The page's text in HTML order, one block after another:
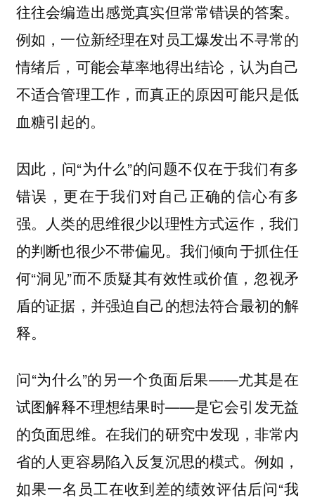
往往会编造出感觉真实但常常错误的答案。
例如，一位新经理在对员工爆发出不寻常的
情绪后，可能会草率地得出结论，认为自己
不适合管理工作，而真正的原因可能只是低
血糖引起的。
因此，问“为什么”的问题不仅在于我们有多
错误，更在于我们对自己正确的信心有多
强。人类的思维很少以理性方式运作，我们
的判断也很少不带偏见。我们倾向于抓住任
何“洞见”而不质疑其有效性或价值，忽视矛
盾的证据，并强迫自己的想法符合最初的解
释。
问“为什么”的另一个负面后果——尤其是在
试图解释不理想结果时——是它会引发无益
的负面思维。在我们的研究中发现，非常内
省的人更容易陷入反复沉思的模式。例如，
如果一名员工在收到差的绩效评估后问“我